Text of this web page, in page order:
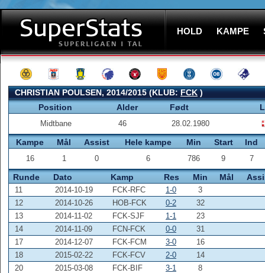
HOLD KAMPE
CHRISTIAN POULSEN, 2014/2015 (KLUB:FCK)
Position
Alder Født
Midtbane 46 28.02.1980
Kampe Mål Assist Hele kampe Min Start Ind
16 1 0 6 786 9 7
Runde Dato Kamp Res Min Mål
11 2014-10-19 FCK-RFC 1-0
3
12
2014-10-26 HOB-FCK 0-2
32
13
2014-11-02 FCK-SJF 1-1
23
14
2014-11-09 FCN-FCK 0-0
31
17
2014-12-07 FCK-FCM 3-0
16
18
2015-02-22 FCK-FCV 2-0
14
20
2015-03-08 FCK-BIF 3-1
8